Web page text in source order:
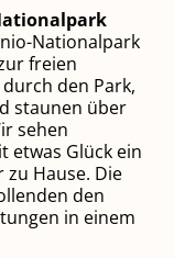
Nationalpark
freien
den Park,
staunen über
sehen
etwas Glück ein
zu Hause. Die
den
in einem